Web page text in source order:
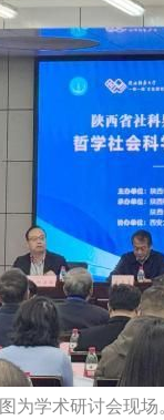
图为学术研讨会现场